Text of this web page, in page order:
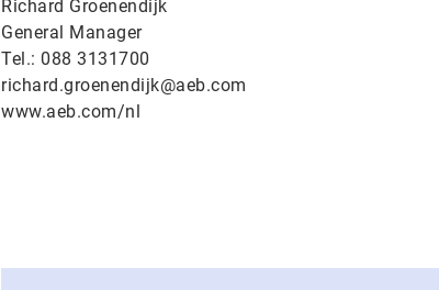
Richard Groenendijk
General Manager
Tel.: 088 3131700
richard.groenendijk@aeb.com
www.aeb.com/nl